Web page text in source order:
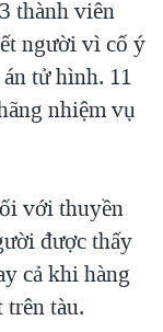
SÂM
THÔN MỸ
thành viên
người vì cố ý
tử hình. 11
nhiệm vụ
với thuyền
được thấy
cả khi hàng
tàu.